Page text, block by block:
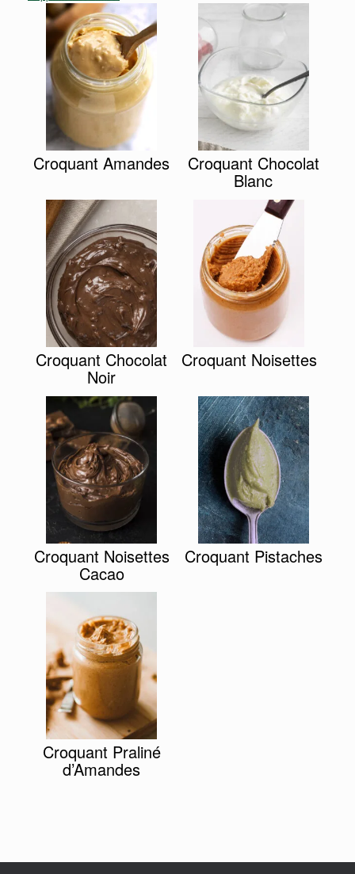
Croquant Amandes Croquant Chocolat
Blanc
Croquant Chocolat
Noir
Croquant Noisettes
Croquant Noisettes
Cacao
Croquant Pistaches
Croquant Praliné
d’Amandes